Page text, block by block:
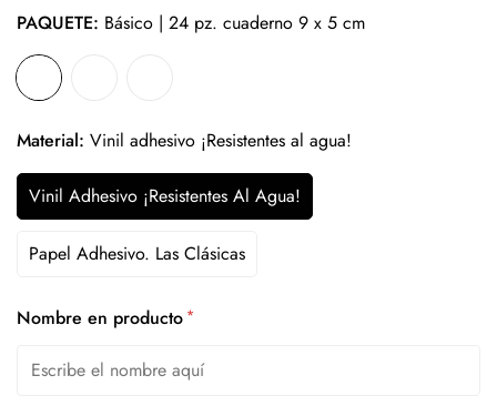
PAQUETE: Básico | 24 pz. cuaderno 9 x 5 cm
Material: Vinil adhesivo ¡Resistentes al agua!
Vinil Adhesivo ¡Resistentes Al Agua!
Papel Adhesivo. Las Clásicas
Nombre en producto *